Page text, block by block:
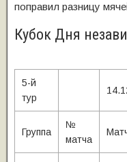
поправил разницу
Кубок Дня
5-й
тур
Группа
№
матча